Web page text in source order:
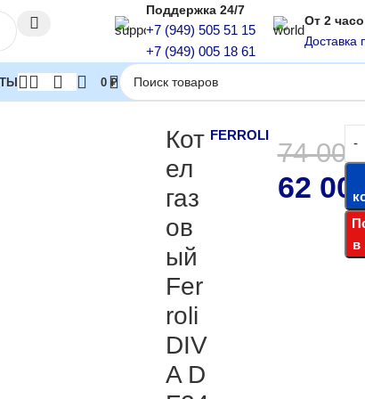
Поддержка 24/7
+7 (949) 505 51 15
+7 (949) 005 18 61
От 2
Доставка
0 ₽
Настенные газовые котлы двухконтурные
Кот
ел
газ
ов
ый
Fer
roli
DIV
A D
FERROLI
74 000
62
в